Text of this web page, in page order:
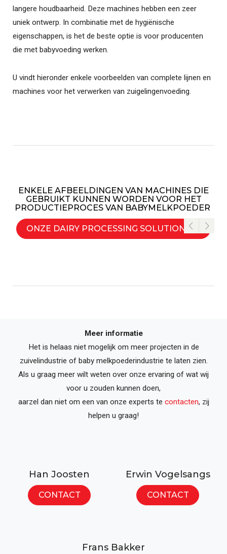
langere houdbaarheid. Deze machines hebben een zeer
uniek ontwerp. In combinatie met de hygiënische
eigenschappen, is het de beste optie is voor producenten
die met babyvoeding werken.
U vindt hieronder enkele voorbeelden van complete lijnen en
machines voor het verwerken van zuigelingenvoeding.
ENKELE AFBEELDINGEN VAN MACHINES DIE
GEBRUIKT KUNNEN WORDEN VOOR HET
PRODUCTIEPROCES VAN BABYMELKPOEDER
ONZE DAIRY PROCESSING SOLUTIONS
Meer informatie
Het is helaas niet mogelijk om meer projecten in de
zuivelindustrie of baby melkpoederindustrie te laten zien.
Als u graag meer wilt weten over onze ervaring of wat wij
voor u zouden kunnen doen,
aarzel dan niet om een van onze experts te contacten, zij
helpen u graag!
Han Joosten
CONTACT
Erwin Vogelsangs
CONTACT
Frans Bakker